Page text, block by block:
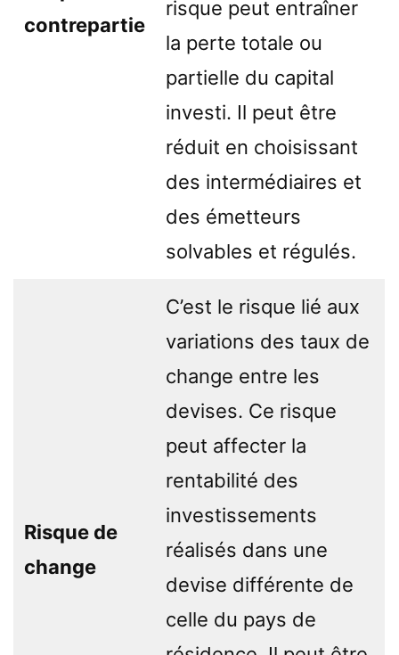
contrepartie
risque peut entraîner
la perte totale ou
partielle du capital
investi. Il peut être
réduit en choisissant
des intermédiaires et
des émetteurs
solvables et régulés.
Risque de
change
C’est le risque lié aux
variations des taux de
change entre les
devises. Ce risque
peut affecter la
rentabilité des
investissements
réalisés dans une
devise différente de
celle du pays de